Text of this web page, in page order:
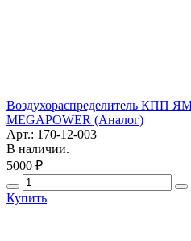
Воздухораспределитель КПП
MEGAPOWER (Аналог)
Арт.: 170-12-003
В наличии.
5000 ₽
Купить